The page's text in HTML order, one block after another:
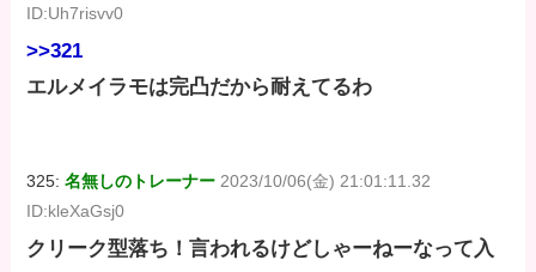
ID:Uh7risvv0
>>321
エルメイラモは完凸だから耐えてるわ
325:名無しのトレーナー 2023/10/06(金) 21:01:11.32
ID:kleXaGsj0
クリーク型落ち！言われるけどしゃーねーなって入